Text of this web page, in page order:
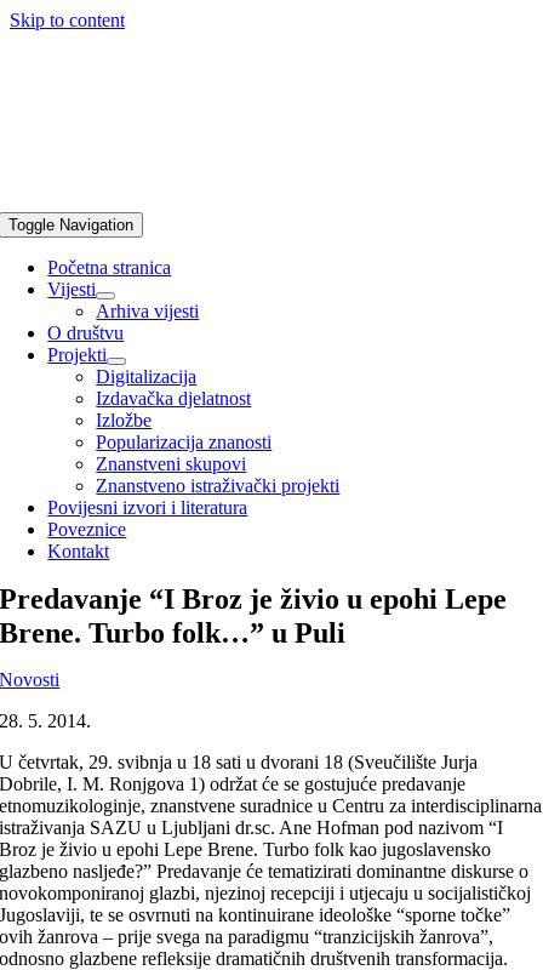
Skip to content
Toggle Navigation
Početna stranica
Vijesti
Arhiva vijesti
O društvu
Projekti
Digitalizacija
Izdavačka djelatnost
Izložbe
Popularizacija znanosti
Znanstveni skupovi
Znanstveno istraživački projekti
Povijesni izvori i literatura
Poveznice
Kontakt
Predavanje “I Broz je živio u epohi Lepe
Brene. Turbo folk…” u Puli
Novosti
28. 5. 2014.
U četvrtak, 29. svibnja u 18 sati u dvorani 18 (Sveučilište Jurja
Dobrile, I. M. Ronjgova 1) održat će se gostujuće predavanje
etnomuzikologinje, znanstvene suradnice u Centru za interdisciplinarna
istraživanja SAZU u Ljubljani dr.sc. Ane Hofman pod nazivom “I
Broz je živio u epohi Lepe Brene. Turbo folk kao jugoslavensko
glazbeno nasljeđe?” Predavanje će tematizirati dominantne diskurse o
novokomponiranoj glazbi, njezinoj recepciji i utjecaju u socijalističkoj
Jugoslaviji, te se osvrnuti na kontinuirane ideološke “sporne točke”
ovih žanrova – prije svega na paradigmu “tranzicijskih žanrova”,
odnosno glazbene refleksije dramatičnih društvenih transformacija.